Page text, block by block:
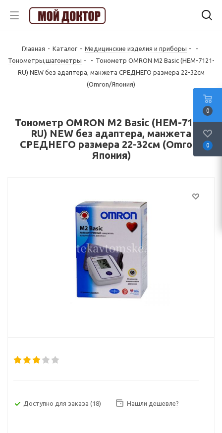
Главная - Каталог - Медицинские изделия и приборы
-
Тонометры,шагометры
- Тонометр OMRON M2 Basic (HEM-7121-
RU) NEW без адаптера, манжета СРЕДНЕГО размера 22-32см
(Omron/Япония)
Тонометр OMRON M2 Basic (HEM-7121-
RU) NEW без адаптера, манжета
СРЕДНЕГО размера 22-32см (Omron/
Япония)
Доступно для заказа (18) Нашли дешевле?
0
0